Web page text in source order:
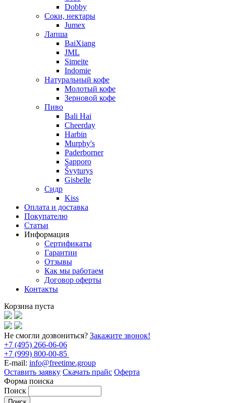
Dobby
Соки, нектары
Jumex
Лапша
BaiXiang
JML
Simeite
Indomie
Натуральный кофе
Молотый кофе
Зерновой кофе
Пиво
Bali Hai
Cheerday
Harbin
Murphy's
Paderborner
Sapporo
Švyturys
Gisbelle
Сидр
Kiss
Оплата и доставка
Покупателю
Статьи
Информация
Сертификаты
Гарантии
Отзывы
Как мы работаем
Договор оферты
Контакты
Корзина пуста
Не смогли дозвониться? Закажите звонок!
+7 (495) 266-06-06
+7 (999) 800-00-85
E-mail: info@freetime.group
Оставить заявку Скачать прайс Оферта
Форма поиска
Поиск